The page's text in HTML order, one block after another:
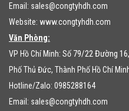
Email: sales@congtyhdh.com
Website: www.congtyhdh.com
Văn Phòng:
VP Hồ Chí Minh: Số 79/22 Đường
Phố Thủ Đức, Thành Phố Hồ Chí
Hotline/Zalo: 0985288164
Email: sales@congtyhdh.com